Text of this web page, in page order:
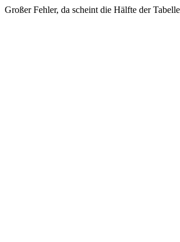
Großer Fehler, da scheint die Hälfte der